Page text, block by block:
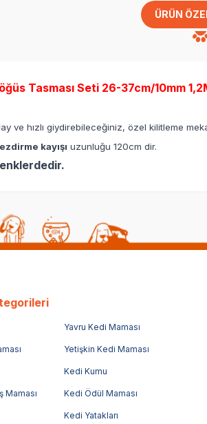
ÜRÜN
Tasması Seti 26-37cm/10mm
ve hızlı giydirebileceğiniz, özel kilitleme
kayışı uzunluğu 120cm dir.
Yavru Kedi Maması
Yetişkin Kedi Maması
Kedi Kumu
Maması Kedi Ödül Maması
Kedi Yatakları